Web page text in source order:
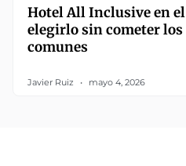
Hotel All Inclusive en
elegirlo sin cometer los
comunes
Javier Ruiz mayo 4, 2026